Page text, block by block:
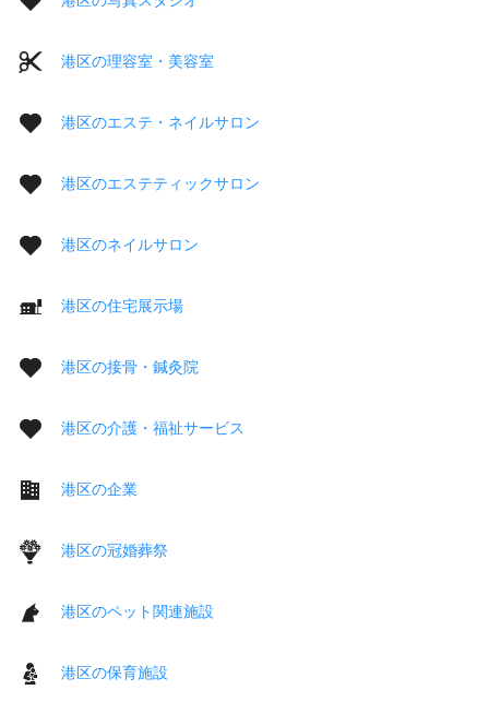
港区の理容室・美容室
港区のエステ・ネイルサロン
港区のエステティックサロン
港区のネイルサロン
港区の住宅展示場
港区の接骨・鍼灸院
港区の介護・福祉サービス
港区の企業
港区の冠婚葬祭
港区のペット関連施設
港区の保育施設